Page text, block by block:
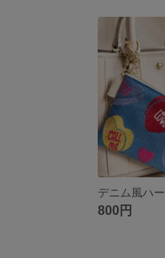
800円